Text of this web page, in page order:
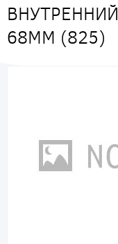
68ММ (825)